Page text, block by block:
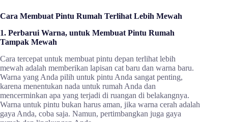
Cara Membuat Pintu Rumah Terlihat Lebih Mewah
1. Perbarui Warna, untuk Membuat Pintu Rumah
Tampak Mewah
Cara tercepat untuk membuat pintu depan terlihat lebih
mewah adalah memberikan lapisan cat baru dan warna baru.
Warna yang Anda pilih untuk pintu Anda sangat penting,
karena menentukan nada untuk rumah Anda dan
mencerminkan apa yang terjadi di ruangan di belakangnya.
Warna untuk pintu bukan harus aman, jika warna cerah adalah
gaya Anda, coba saja. Namun, pertimbangkan juga gaya